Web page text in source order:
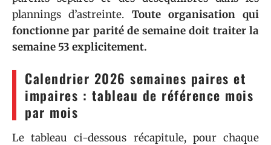
plannings d’astreinte. Toute organisation qui
fonctionne par parité de semaine doit traiter la
semaine 53 explicitement.
Calendrier 2026 semaines paires et
impaires : tableau de référence mois
par mois
Le tableau ci-dessous récapitule, pour chaque